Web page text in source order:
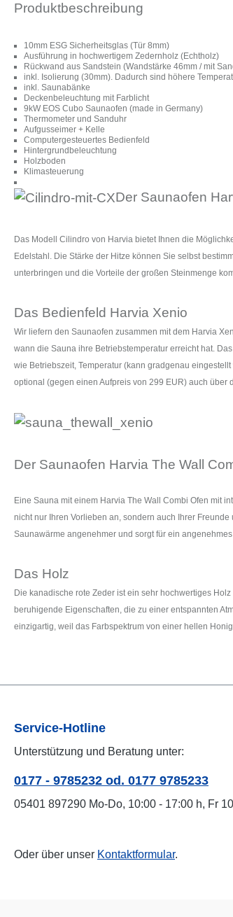
Produktbeschreibung
10mm ESG Sicherheitsglas (Tür 8mm)
Ausführung in hochwertigem Zedernholz (Echtholz)
Rückwand aus Sandstein (Wandstärke 46mm / mit
inkl. Isolierung (30mm). Dadurch sind höhere
inkl. Saunabänke
Deckenbeleuchtung mit Farblicht
9kW EOS Cubo Saunaofen (made in Germany)
Thermometer und Sanduhr
Aufgusseimer + Kelle
Computergesteuertes Bedienfeld
Hintergrundbeleuchtung
Holzboden
Klimasteuerung
Der Saunaofen
Das Modell Cilindro von Harvia bietet Ihnen die
Edelstahl. Die Stärke der Hitze können Sie selbst
unterbringen und die Vorteile der großen Steinmenge
Das Bedienfeld Harvia Xenio
Wir liefern den Saunaofen zusammen mit dem Harvia
wann die Sauna ihre Betriebstemperatur erreicht hat.
wie Betriebszeit, Temperatur (kann gradgenau
optional (gegen einen Aufpreis von 299 EUR) auch über
Der Saunaofen Harvia The Wall
Eine Sauna mit einem Harvia The Wall Combi Ofen mit
nicht nur Ihren Vorlieben an, sondern auch Ihrer
Saunawärme angenehmer und sorgt für ein
Das Holz
Die kanadische rote Zeder ist ein sehr hochwertiges
beruhigende Eigenschaften, die zu einer entspannten
einzigartig, weil das Farbspektrum von einer hellen
Service-Hotline
Unterstützung und Beratung unter:
0177 - 9785232 od. 0177 9785233
05401 897290 Mo-Do, 10:00 - 17:00 h, Fr
Oder über unser Kontaktformular.